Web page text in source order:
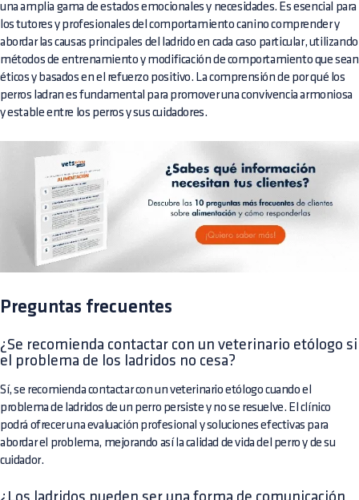
una amplia gama de estados emocionales y necesidades. Es esencial para
los tutores y profesionales del comportamiento canino comprender y
abordar las causas principales del ladrido en cada caso particular, utilizando
métodos de entrenamiento y modificación de comportamiento que sean
éticos y basados en el refuerzo positivo. La comprensión de por qué los
perros ladran es fundamental para promover una convivencia armoniosa
y estable entre los perros y sus cuidadores.
Preguntas frecuentes
¿Se recomienda contactar con un veterinario etólogo si
el problema de los ladridos no cesa?
Sí, se recomienda contactar con un veterinario etólogo cuando el
problema de ladridos de un perro persiste y no se resuelve. El clínico
podrá ofrecer una evaluación profesional y soluciones efectivas para
abordar el problema, mejorando así la calidad de vida del perro y de su
cuidador.
¿Los ladridos pueden ser una forma de comunicación